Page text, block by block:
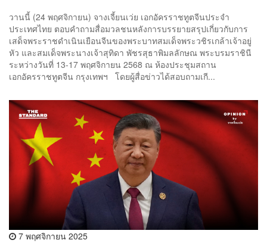
วานนี้ (24 พฤศจิกายน) จางเจี้ยนเว่ย เอกอัครราชทูตจีนประจำ
ประเทศไทย ตอบคำถามสื่อมวลชนหลังการบรรยายสรุปเกี่ยวกับการ
เสด็จพระราชดำเนินเยือนจีนของพระบาทสมเด็จพระวชิรเกล้าเจ้าอยู่
หัว และสมเด็จพระนางเจ้าสุทิดา พัชรสุธาพิมลลักษณ พระบรมราชินี
ระหว่างวันที่ 13-17 พฤศจิกายน 2568 ณ ห้องประชุมสถาน
เอกอัครราชทูตจีน กรุงเทพฯ โดยผู้สื่อข่าวได้สอบถามเกี...
7 พฤศจิกายน 2025